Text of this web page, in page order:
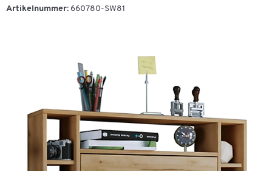
Artikelnummer: 660780-SW81